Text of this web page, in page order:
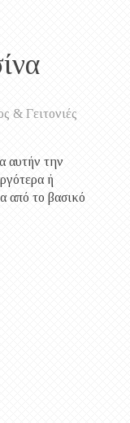
& Γειτονιές
αυτήν την
ή
από το βασικό